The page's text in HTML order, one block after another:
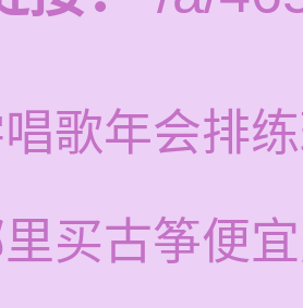
歌年会排
买古筝便